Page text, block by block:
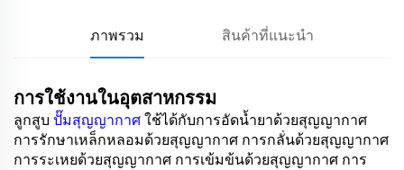
ภาพรวม สินค้าที่แนะนำ
การใช้งานในอุตสาหกรรม
ลูกสูบ ปั๊มสุญญากาศ ใช้ได้กับการอัดน้ำยาด้วยสุญญากาศ
การรักษาเหล็กหลอมด้วยสุญญากาศ การกลั่นด้วยสุญญากาศ
การระเหยด้วยสุญญากาศ การเข้มข้นด้วยสุญญากาศ การ